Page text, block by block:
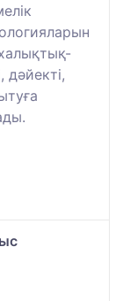
дәйекті,